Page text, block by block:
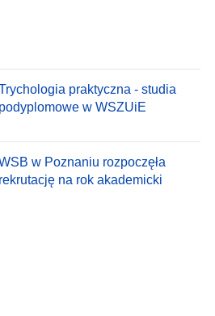
praktyczna - studia
podyplomowe w WSZUiE
w Poznaniu rozpoczęła
rekrutację na rok akademicki